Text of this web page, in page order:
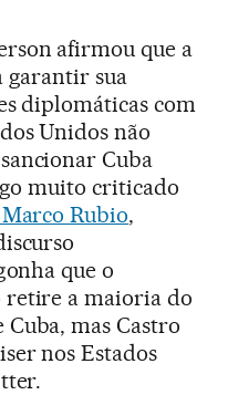
afirmou que a
garantir sua
diplomáticas com
Unidos não
Cuba
muito criticado
Rubio,
que o
retire a maioria do
mas Castro
nos Estados